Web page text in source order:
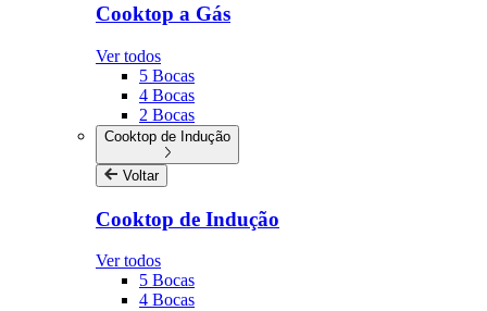
Cooktop a Gás
Ver todos
5 Bocas
4 Bocas
2 Bocas
Cooktop de Indução
Voltar
Cooktop de Indução
Ver todos
5 Bocas
4 Bocas